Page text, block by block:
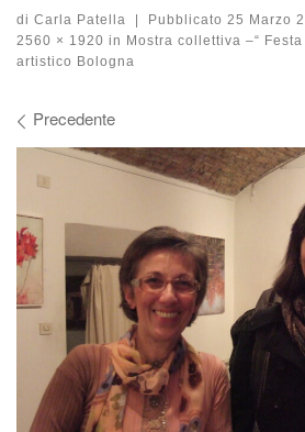
di Carla Patella Pubblicato 25 Marzo
2560 × 1920 in Mostra collettiva –“
artistico Bologna
Navigazione
Precedente